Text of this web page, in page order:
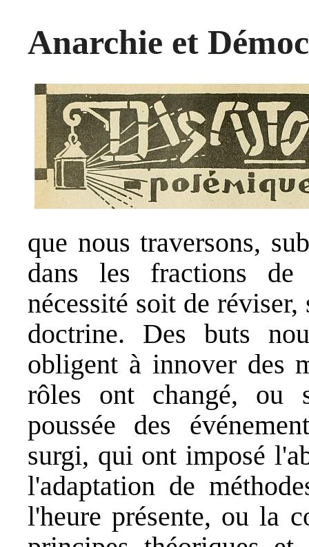
Anarchie et
que nous traversons,
dans les fractions de
nécessité soit de
doctrine. Des buts
obligent à innover des
rôles ont changé, ou
poussée des
surgi, qui ont imposé
l'adaptation de
l'heure présente, ou la